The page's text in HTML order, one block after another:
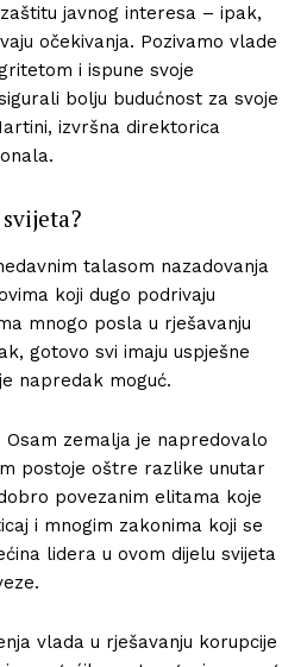
javnog interesa – ipak,
očekivanja. Pozivamo vlade
i ispune svoje
bolju budućnost za svoje
izvršna direktorica
talasom nazadovanja
koji dugo podrivaju
mnogo posla u rješavanju
gotovo svi imaju uspješne
napredak moguć.
zemalja je napredovalo
postoje oštre razlike unutar
povezanim elitama koje
i mnogim zakonima koji se
lidera u ovom dijelu svijeta
vlada u rješavanju korupcije